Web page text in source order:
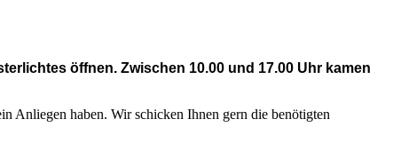
öffnen. Zwischen 10.00 und 17.00 Uhr kamen
Anliegen haben. Wir schicken Ihnen gern die benötigten